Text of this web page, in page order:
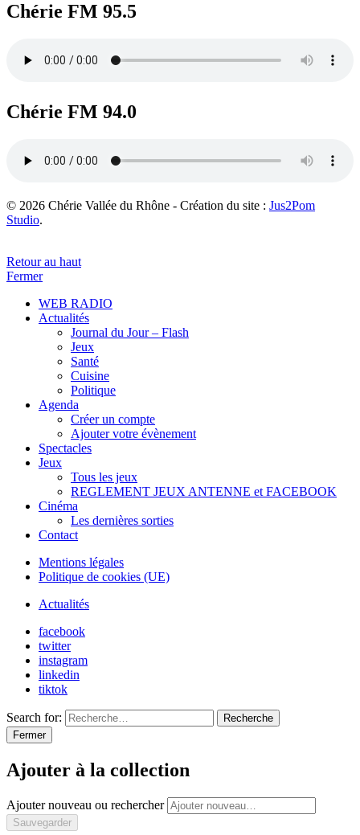
Chérie FM 95.5
Chérie FM 94.0
© 2026 Chérie Vallée du Rhône - Création du site : Jus2Pom
Studio.
Retour au haut
Fermer
WEB RADIO
Actualités
Journal du Jour – Flash
Jeux
Santé
Cuisine
Politique
Agenda
Créer un compte
Ajouter votre évènement
Spectacles
Jeux
Tous les jeux
REGLEMENT JEUX ANTENNE et FACEBOOK
Cinéma
Les dernières sorties
Contact
Mentions légales
Politique de cookies (UE)
Actualités
facebook
twitter
instagram
linkedin
tiktok
Search for:
Recherche
Fermer
Ajouter à la collection
Ajouter nouveau ou rechercher